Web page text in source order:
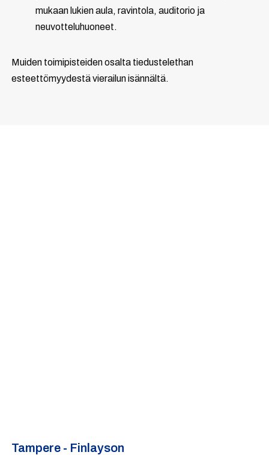
mukaan lukien aula, ravintola, auditorio ja
neuvotteluhuoneet.
Muiden toimipisteiden osalta tiedustelethan
esteettömyydestä vierailun isännältä.
Tampere - Finlayson